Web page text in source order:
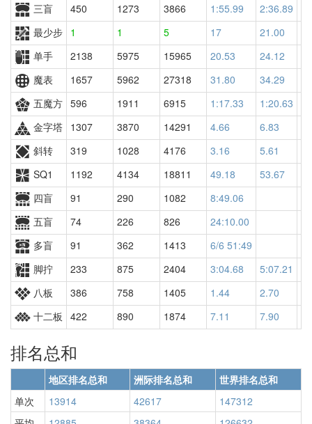
三盲
450 1273 3866 1:55.99 2:36.89
最少步 1 1 5 17 21.00
单手
2138 5975 15965 20.53 24.12
魔表
1657 5962 27318 31.80 34.29
五魔方 596 1911 6915 1:17.33 1:20.63
金字塔 1307 3870 14291 4.66 6.83
斜转
319 1028 4176 3.16 5.61
SQ1
1192 4134 18811 49.18 53.67
四盲
91 290 1082
8:49.06
五盲
74 226 826
24:10.00
多盲
91 362 1413
6/6 51:49
脚拧
233 875 2404 3:04.68 5:07.21
八板
386 758 1405 1.44 2.70
十二板
422 890 1874 7.11 7.90
排名总和
地区排名总和 洲际排名总和
世界排名总和
单次
13914 42617
147312